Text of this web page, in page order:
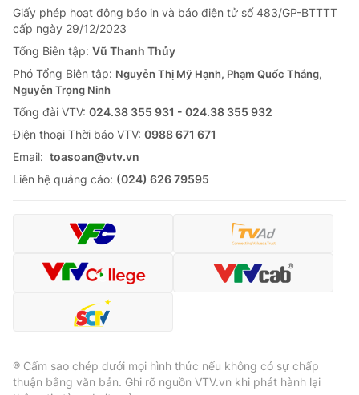
Học trực tuyến
Hitech Công nghệ tương lai
Sản phẩm
Thị trường
Tư vấn
Giao lưu trực tuyến
Lịch phát sóng
Chuyên mục khác
Emagazine Podcast
Video Shorts video
VTV Money
VTV Sức khoẻ Bất động sản
Giấy phép hoạt động báo in và báo điện tử số 483/GP-BTTTT
cấp ngày 29/12/2023
Tổng Biên tập: Vũ Thanh Thủy
Phó Tổng Biên tập: Nguyễn Thị Mỹ Hạnh, Phạm Quốc Thắng,
Nguyễn Trọng Ninh
Tổng đài VTV: 024.38 355 931 - 024.38 355 932
Ðiện thoại Thời báo VTV: 0988 671 671
Email: toasoan@vtv.vn
Liên hệ quảng cáo: (024) 626 79595
® Cấm sao chép dưới mọi hình thức nếu không có sự chấp
thuận bằng văn bản. Ghi rõ nguồn VTV.vn khi phát hành lại